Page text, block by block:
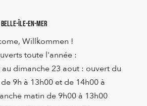
Belle-Île-en-Mer
Willkommen !
toute l'année :
dimanche 23 aout : ouvert du
9h à 13h00 et de 14h00 à
matin de 9h00 à 13h00